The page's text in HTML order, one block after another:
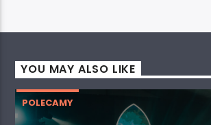
YOU MAY ALSO LIKE
POLECAMY